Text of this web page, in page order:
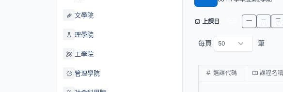
文學院
理學院
工學院
管理學院
上課日 一 二 三
每頁 筆
選課代碼 課程名稱